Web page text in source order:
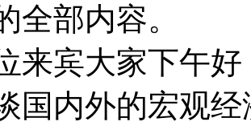
全部内容。
宾大家下午好
国内外的宏观